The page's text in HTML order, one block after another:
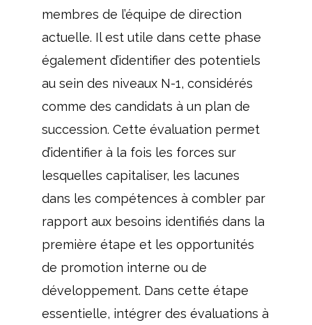
membres de l’équipe de direction
actuelle. Il est utile dans cette phase
également d’identifier des potentiels
au sein des niveaux N-1, considérés
comme des candidats à un plan de
succession. Cette évaluation permet
d’identifier à la fois les forces sur
lesquelles capitaliser, les lacunes
dans les compétences à combler par
rapport aux besoins identifiés dans la
première étape et les opportunités
de promotion interne ou de
développement. Dans cette étape
essentielle, intégrer des évaluations à